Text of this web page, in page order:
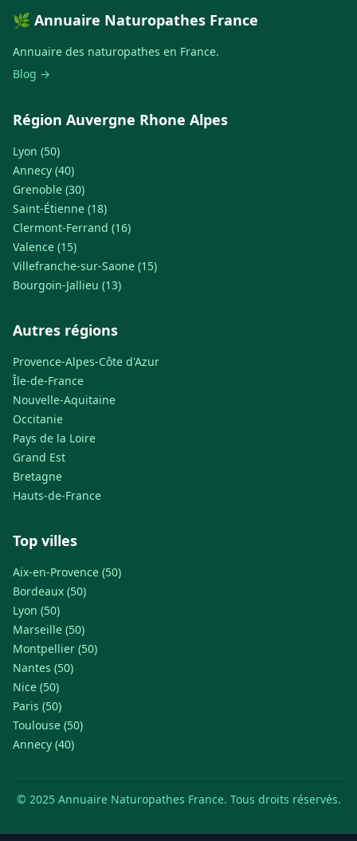
🌿 Annuaire Naturopathes France
Annuaire des naturopathes en France.
Blog →
Région Auvergne Rhone Alpes
Lyon (50)
Annecy (40)
Grenoble (30)
Saint-Étienne (18)
Clermont-Ferrand (16)
Valence (15)
Villefranche-sur-Saone (15)
Bourgoin-Jallieu (13)
Autres régions
Provence-Alpes-Côte d'Azur
Île-de-France
Nouvelle-Aquitaine
Occitanie
Pays de la Loire
Grand Est
Bretagne
Hauts-de-France
Top villes
Aix-en-Provence (50)
Bordeaux (50)
Lyon (50)
Marseille (50)
Montpellier (50)
Nantes (50)
Nice (50)
Paris (50)
Toulouse (50)
Annecy (40)
© 2025 Annuaire Naturopathes France. Tous droits réservés.